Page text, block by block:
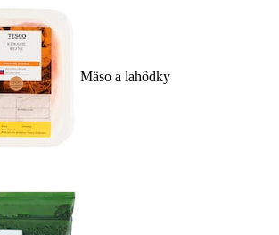
Mäso a lahôdky